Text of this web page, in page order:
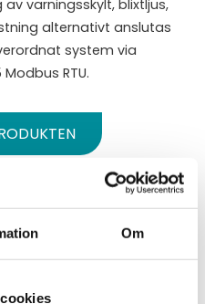
Om
varningsskylt, blixtljus,
alternativt anslutas
system via
RTU.